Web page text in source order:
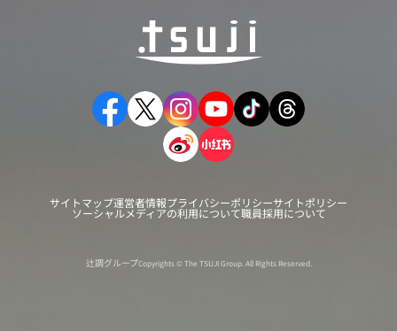
サイトマップ運営者情報プライバシーポリシーサイトポリシー
ソーシャルメディアの利用について職員採用について
辻調グループCopyrights © The TSUJI Group. All Rights Reserved.